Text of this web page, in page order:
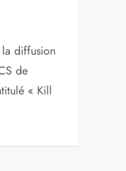
la diffusion
de
« Kill